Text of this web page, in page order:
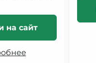
на сайт